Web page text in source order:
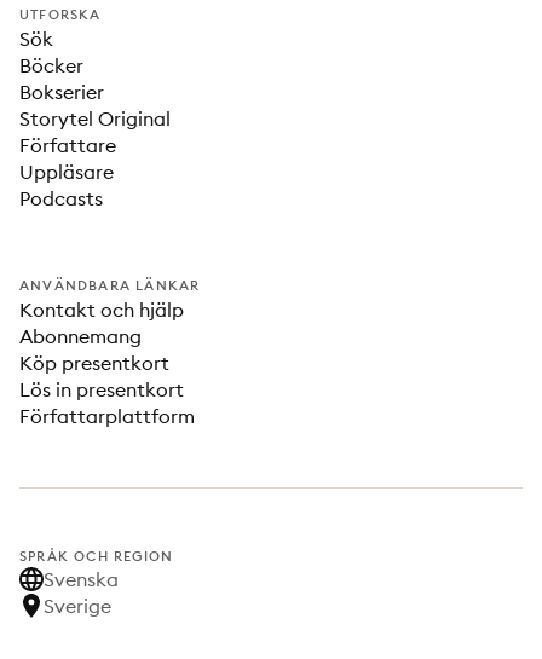
UTFORSKA
Sök
Böcker
Bokserier
Storytel Original
Författare
Uppläsare
Podcasts
ANVÄNDBARA LÄNKAR
Kontakt och hjälp
Abonnemang
Köp presentkort
Lös in presentkort
Författarplattform
SPRÅK OCH REGION
Svenska
Sverige